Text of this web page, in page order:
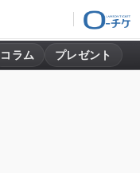
コラム プレゼント